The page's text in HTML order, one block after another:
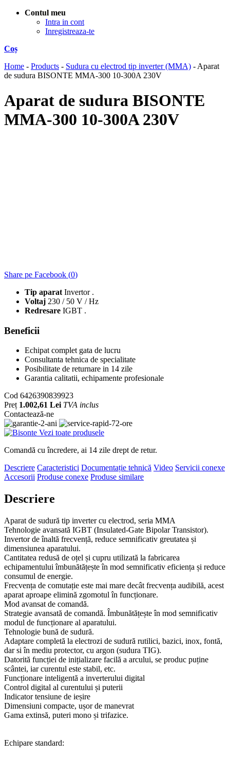
Contul meu
Intra in cont
Inregistreaza-te
Coș
Home - Products - Sudura cu electrod tip inverter (MMA) - Aparat
de sudura BISONTE MMA-300 10-300A 230V
Aparat de sudura BISONTE
MMA-300 10-300A 230V
Share pe Facebook (0)
Tip aparat Invertor .
Voltaj 230 / 50 V / Hz
Redresare IGBT .
Beneficii
Echipat complet gata de lucru
Consultanta tehnica de specialitate
Posibilitate de returnare in 14 zile
Garantia calitatii, echipamente profesionale
Cod 6426390839923
Preț 1.002,61 Lei TVA inclus
Contactează-ne
Vezi toate produsele
Comandă cu încredere, ai 14 zile drept de retur.
Descriere Caracteristici Documentație tehnică Video Servicii conexe
Accesorii Produse conexe Produse similare
Descriere
Aparat de sudură tip inverter cu electrod, seria MMA
Tehnologie avansată IGBT (Insulated-Gate Bipolar Transistor).
Invertor de înaltă frecvență, reduce semnificativ greutatea și
dimensiunea aparatului.
Cantitatea redusă de oțel și cupru utilizată la fabricarea
echipamentului îmbunătățește în mod semnificativ eficiența și reduce
consumul de energie.
Frecvența de comutație este mai mare decât frecvența audibilă, acest
aparat aproape elimină zgomotul în funcționare.
Mod avansat de comandă.
Strategie avansată de comandă. Îmbunătățește în mod semnificativ
modul de funcționare al aparatului.
Tehnologie bună de sudură.
Adaptare completă la electrozi de sudură rutilici, bazici, inox, fontă,
dar si în mediu protector, cu argon (sudura TIG).
Datorită funcției de inițializare facilă a arcului, se produc puține
scântei, iar curentul este stabil, etc.
Funcționare inteligentă a inverterului digital
Control digital al curentului și puterii
Indicator tensiune de ieșire
Dimensiuni compacte, ușor de manevrat
Gama extinsă, puteri mono și trifazice.
Echipare standard: